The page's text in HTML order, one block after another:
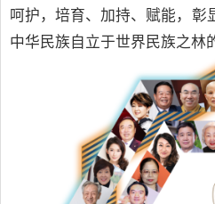
呵护，培育、加持、赋能，彰
中华民族自立于世界民族之林